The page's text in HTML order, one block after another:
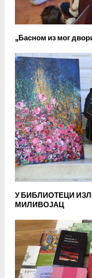
„Басном из мог
У БИБЛИОТЕЦИ
МИЛИВОЈАЦ